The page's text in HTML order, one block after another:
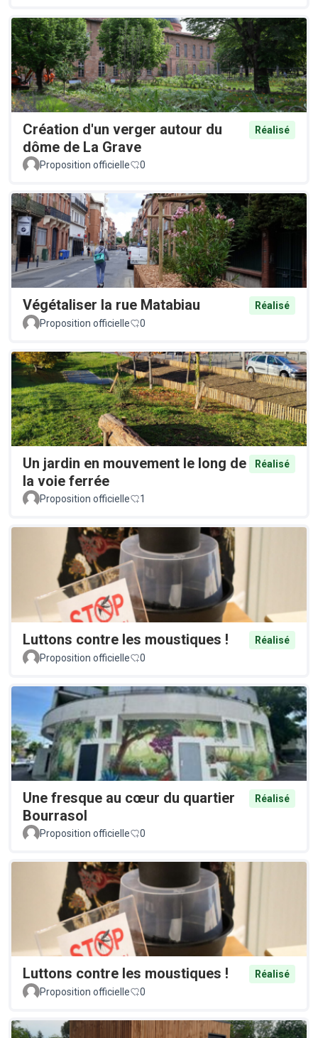
Création d'un verger autour du
dôme de La Grave
Réalisé
Proposition officielle 0
Végétaliser la rue Matabiau
Réalisé
Proposition officielle
0
Un jardin en mouvement le long de
la voie ferrée
Réalisé
Proposition officielle 1
Luttons contre les moustiques !
Réalisé
Proposition officielle
0
Une fresque au cœur du quartier
Bourrasol
Réalisé
Proposition officielle 0
Luttons contre les moustiques !
Réalisé
Proposition officielle
0